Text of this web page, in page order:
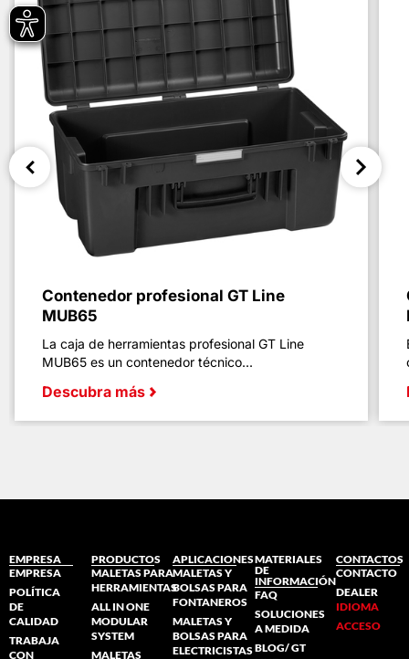
Contenedor profesional GT Line
MUB65
La caja de herramientas profesional GT Line
MUB65 es un contenedor técnico...
Descubra más
EMPRESA
EMPRESA
POLÍTICA
DE
CALIDAD
TRABAJA
CON
PRODUCTOS
MALETAS PARA
HERRAMIENTAS
ALL IN ONE
MODULAR
SYSTEM
MALETAS
APLICACIONES
MALETAS Y
BOLSAS PARA
FONTANEROS
MALETAS Y
BOLSAS PARA
ELECTRICISTAS
MATERIALES
DE
INFORMACIÓN
FAQ
SOLUCIONES
A MEDIDA
BLOG/ GT
CONTACTOS
CONTACTO
DEALER
IDIOMA
ACCESO